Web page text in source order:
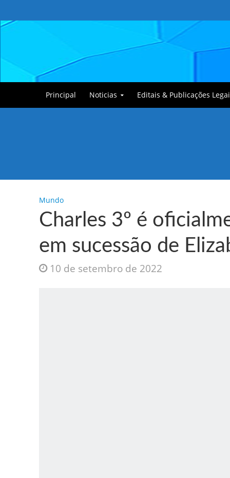
Principal Noticias Editais & Publicações
Mundo
Charles 3º é
em sucessão de
10 de setembro de 2022